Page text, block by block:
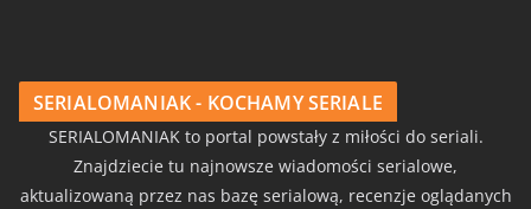
SERIALOMANIAK - KOCHAMY SERIALE
SERIALOMANIAK to portal powstały z miłości do seriali.
Znajdziecie tu najnowsze wiadomości serialowe,
aktualizowaną przez nas bazę serialową, recenzje oglądanych